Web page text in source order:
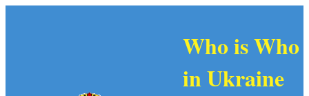
Who is Who
in Ukraine